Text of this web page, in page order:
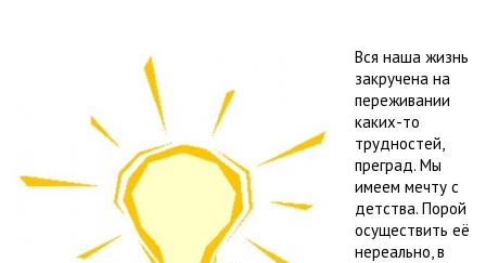
Вся наша жизнь
закручена на
переживании
каких-то
трудностей,
преград. Мы
имеем мечту с
детства. Порой
осуществить её
нереально, в